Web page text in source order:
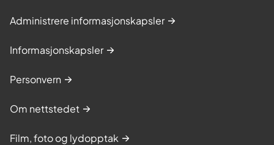
Administrere informasjonskapsler
Informasjonskapsler
Personvern
Om nettstedet
Film, foto og lydopptak